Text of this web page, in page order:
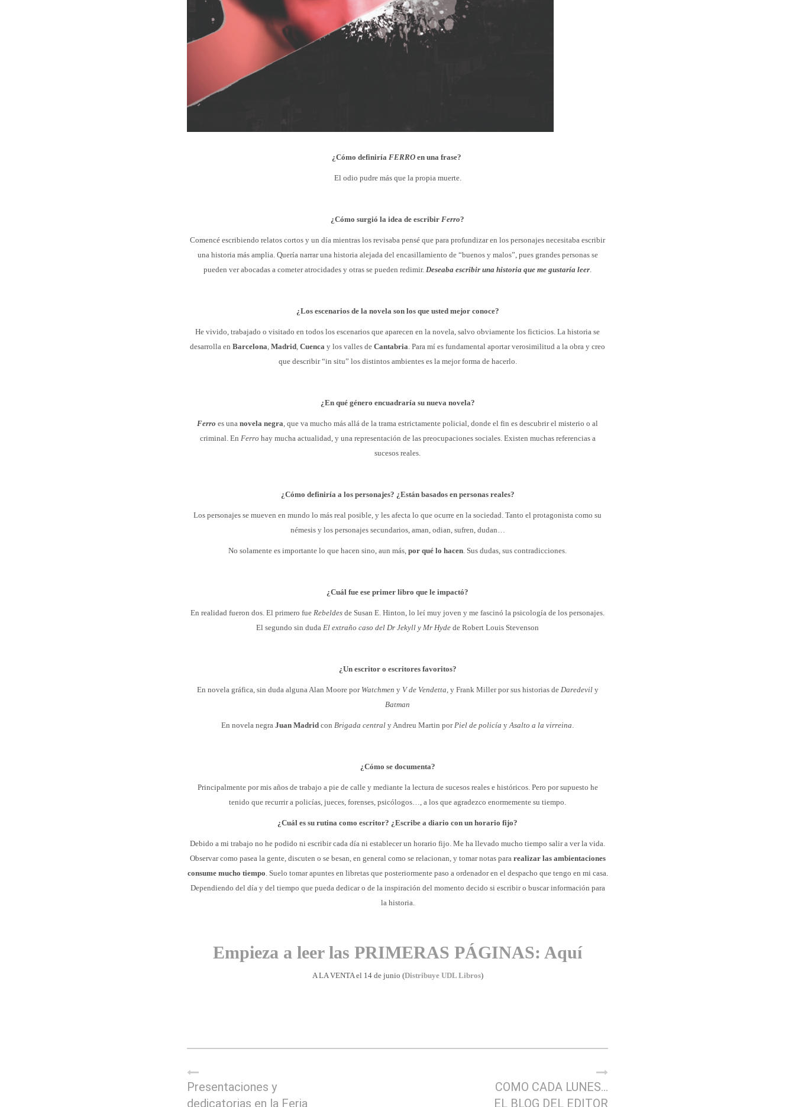
¿Cómo definiría FERRO en una frase?
El odio pudre más que la propia muerte.
¿Cómo surgió la idea de escribir Ferro?
Comencé escribiendo relatos cortos y un día mientras los revisaba pensé que para profundizar en los personajes necesitaba escribir
una historia más amplia. Quería narrar una historia alejada del encasillamiento de “buenos y malos”, pues grandes personas se
pueden ver abocadas a cometer atrocidades y otras se pueden redimir. Deseaba escribir una historia que me gustaría leer
¿Los escenarios de la novela son los que usted mejor conoce?
He vivido, trabajado o visitado en todos los escenarios que aparecen en la novela, salvo obviamente los ficticios. La historia se
desarrolla en Barcelona Madrid Cuenca y los valles de Cantabria . Para mí es fundamental aportar verosimilitud a la obra y creo
que describir “in situ” los distintos ambientes es la mejor forma de hacerlo.
¿En qué género encuadraría su nueva novela?
Ferro es una novela negra , que va mucho más allá de la trama estrictamente policial, donde el fin es descubrir el misterio o al
criminal. En Ferro hay mucha actualidad, y una representación de las preocupaciones sociales. Existen muchas referencias a
sucesos reales.
¿Cómo definiría a los personajes? ¿Están basados en personas reales?
Los personajes se mueven en mundo lo más real posible, y les afecta lo que ocurre en la sociedad. Tanto el protagonista como su
némesis y los personajes secundarios, aman, odian, sufren, dudan…
No solamente es importante lo que hacen sino, aun más, por qué lo hacen . Sus dudas, sus contradicciones.
¿Cuál fue ese primer libro que le impactó?
En realidad fueron dos. El primero fue Rebeldes de Susan E. Hinton, lo leí muy joven y me fascinó la psicología de los personajes.
El segundo sin duda El extraño caso del Dr Jekyll y Mr Hyde de Robert Louis Stevenson
¿Un escritor o escritores favoritos?
En novela gráfica, sin duda alguna Alan Moore por Watchmen y V de Vendetta , y Frank Miller por sus historias de Daredevily
Batman
En novela negra Juan Madrid con Brigada central y Andreu Martin por Piel de policía y Asalto a la virreina
¿Cómo se documenta?
Principalmente por mis años de trabajo a pie de calle y mediante la lectura de sucesos reales e históricos. Pero por supuesto he
tenido que recurrir a policías, jueces, forenses, psicólogos…, a los que agradezco enormemente su tiempo.
¿Cuál es su rutina como escritor? ¿Escribe a diario con un horario fijo?
Debido a mi trabajo no he podido ni escribir cada día ni establecer un horario fijo. Me ha llevado mucho tiempo salir a ver la vida.
Observar como pasea la gente, discuten o se besan, en general como se relacionan, y tomar notas para realizar las ambientaciones
consume mucho tiempo . Suelo tomar apuntes en libretas que posteriormente paso a ordenador en el despacho que tengo en mi casa.
Dependiendo del día y del tiempo que pueda dedicar o de la inspiración del momento decido si escribir o buscar información para
la historia.
Empieza a leer las PRIMERAS PÁGINAS: Aquí
A LA VENTA el 14 de junio (Distribuye UDL Libros)
Presentaciones y
dedicatorias en la Feria
COMO CADA LUNES…
EL BLOG DEL EDITOR